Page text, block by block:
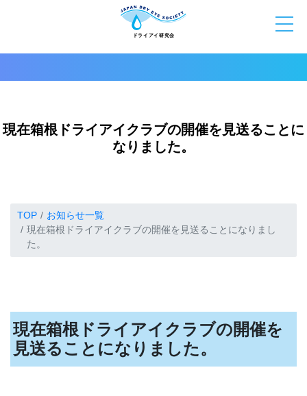
現在箱根ドライアイクラブの開催を見送ることに
なりました。
TOP
お知らせ一覧
現在箱根ドライアイクラブの開催を見送ることになりまし
た。
現在箱根ドライアイクラブの開催を
見送ることになりました。